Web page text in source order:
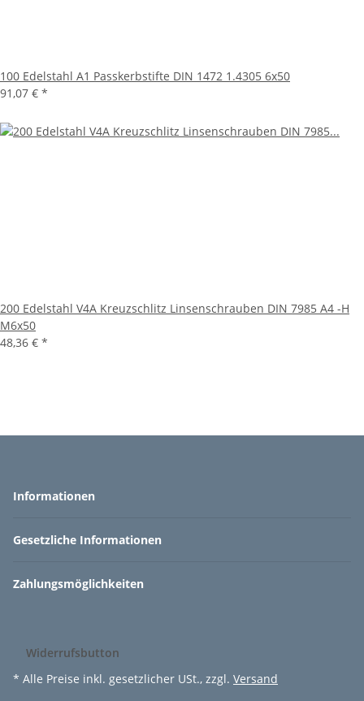
100 Edelstahl A1 Passkerbstifte DIN 1472 1.4305 6x50
91,07 € *
200 Edelstahl V4A Kreuzschlitz Linsenschrauben DIN 7985 A4 -H
M6x50
48,36 € *
Informationen
Gesetzliche Informationen
Zahlungsmöglichkeiten
Widerrufsbutton
* Alle Preise inkl. gesetzlicher USt., zzgl. Versand